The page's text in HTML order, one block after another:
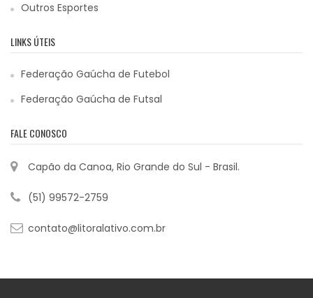
Outros Esportes
LINKS ÚTEIS
Federação Gaúcha de Futebol
Federação Gaúcha de Futsal
FALE CONOSCO
Capão da Canoa, Rio Grande do Sul - Brasil.
(51) 99572-2759
contato@litoralativo.com.br